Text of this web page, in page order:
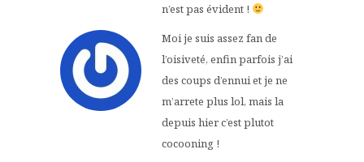
n’est pas évident !
Moi je suis assez fan de
l’oisiveté, enfin parfois j’ai
des coups d’ennui et je ne
m’arrete plus lol, mais la
depuis hier c’est plutot
cocooning !